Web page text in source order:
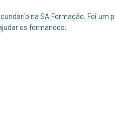
na SA Formação. Foi um
os formandos.